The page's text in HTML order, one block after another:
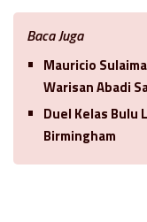
Baca Juga
Mauricio
Warisan Abadi
Duel Kelas Bulu
Birmingham